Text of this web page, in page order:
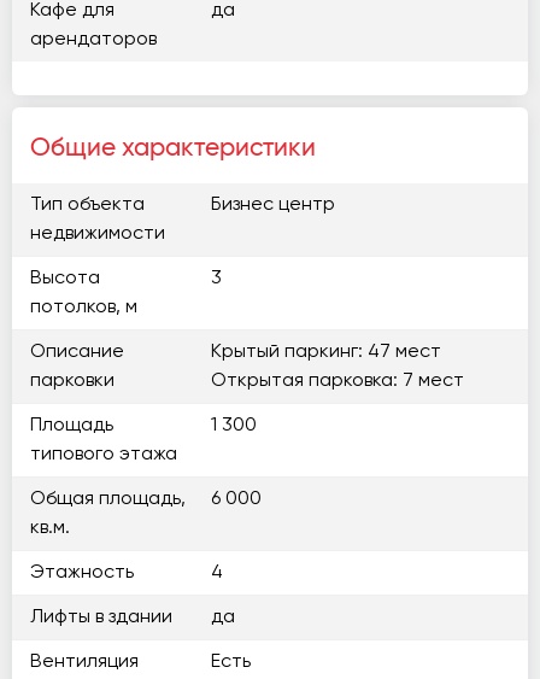
Кафе для
арендаторов
да
Общие характеристики
Тип объекта
недвижимости
Бизнес центр
Высота
потолков, м
3
Описание
парковки
Крытый паркинг: 47 мест
Открытая парковка: 7 мест
Площадь
типового этажа
1 300
Общая площадь,
кв.м.
6 000
Этажность 4
Лифты в здании да
Вентиляция Есть